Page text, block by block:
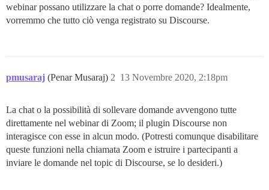
webinar possano utilizzare la chat o porre domande? Idealmente,
vorremmo che tutto ciò venga registrato su Discourse.
pmusaraj (Penar Musaraj) 13 Novembre 2020, 2:18pm
2
La chat o la possibilità di sollevare domande avvengono tutte
direttamente nel webinar di Zoom; il plugin Discourse non
interagisce con esse in alcun modo. (Potresti comunque disabilitare
queste funzioni nella chiamata Zoom e istruire i partecipanti a
inviare le domande nel topic di Discourse, se lo desideri.)